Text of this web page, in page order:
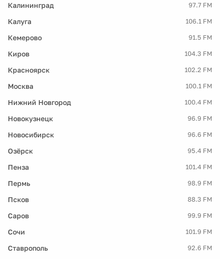
Калининград 97.7 FM
Калуга 106.1 FM
Кемерово 91.5 FM
Киров 104.3 FM
Красноярск 102.2 FM
Москва 100.1 FM
Нижний Новгород 100.4 FM
Новокузнецк 96.9 FM
Новосибирск 96.6 FM
Озёрск 95.4 FM
Пенза 101.4 FM
Пермь 98.9 FM
Псков 88.3 FM
Саров 99.9 FM
Сочи 101.9 FM
Ставрополь 92.6 FM